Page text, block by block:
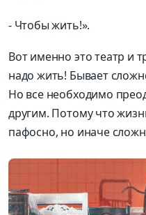
- Чтобы жить!».
Вот именно это театр и
надо жить! Бывает
Но все необходимо
другим. Потому что
пафосно, но иначе